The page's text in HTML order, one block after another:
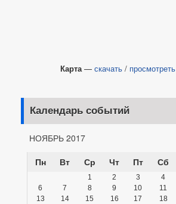
Карта— скачать / просмотреть
Календарь событий
НОЯБРЬ 2017
Пн
Вт Ср Чт Пт Сб
1 2 3 4
6
7 8 9 10 11
13
14 15 16 17 18